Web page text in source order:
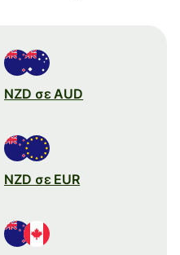
NZD σε AUD
NZD σε EUR